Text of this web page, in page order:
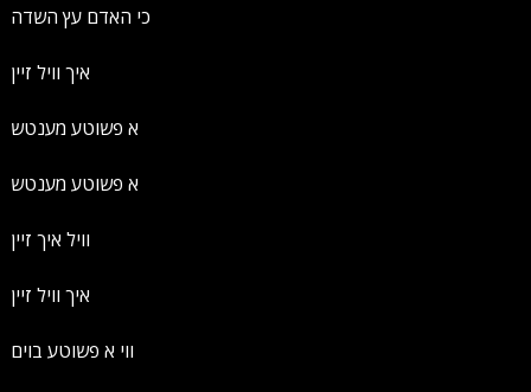
כי האדם עץ השדה
איך וויל זיין
א פשוטע מענטש
א פשוטע מענטש
וויל איך זיין
איך וויל זיין
ווי א פשוטע בוים